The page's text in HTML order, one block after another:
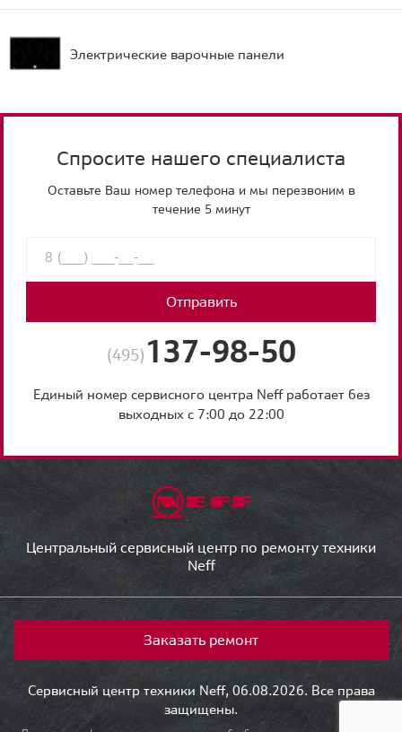
Электрические варочные панели
Спросите нашего специалиста
Оставьте Ваш номер телефона и мы перезвоним в
течение 5 минут
Отправить
(495) 137-98-50
Единый номер сервисного центра Neff работает без
выходных с 7:00 до 22:00
Центральный сервисный центр по ремонту техники
Neff
Заказать ремонт
Сервисный центр техники Neff, 06.08.2026. Все права
защищены.